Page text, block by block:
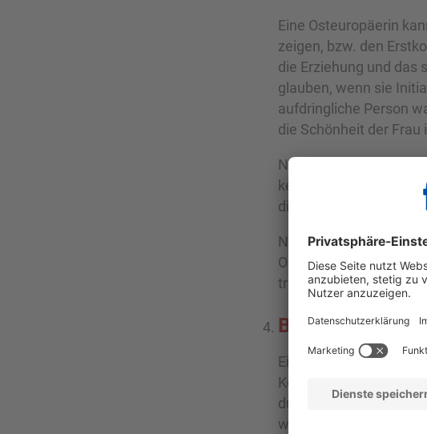
Eine Osteuropäerin
zeigen, bzw. den
die Erziehung und das
glauben, wenn sie
aufdringliche Person
die Schönheit der Frau
Natürlich gibt es
keine Erfolge beim
die Dame zuerst an
Noch eine Kleinigkeit:
Osteuropäerin ein
traditionelles
Briefwechsel
Ein wichtiger
Kommunikation. Es ist
durch einen
wichtige Rolle. Je